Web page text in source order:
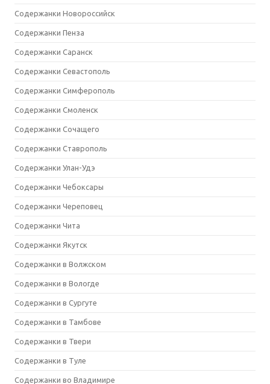
Содержанки Новороссийск
Содержанки Пенза
Содержанки Саранск
Содержанки Севастополь
Содержанки Симферополь
Содержанки Смоленск
Содержанки Сочащего
Содержанки Ставрополь
Содержанки Улан-Удэ
Содержанки Чебоксары
Содержанки Череповец
Содержанки Чита
Содержанки Якутск
Содержанки в Волжском
Содержанки в Вологде
Содержанки в Сургуте
Содержанки в Тамбове
Содержанки в Твери
Содержанки в Туле
Содержанки во Владимире